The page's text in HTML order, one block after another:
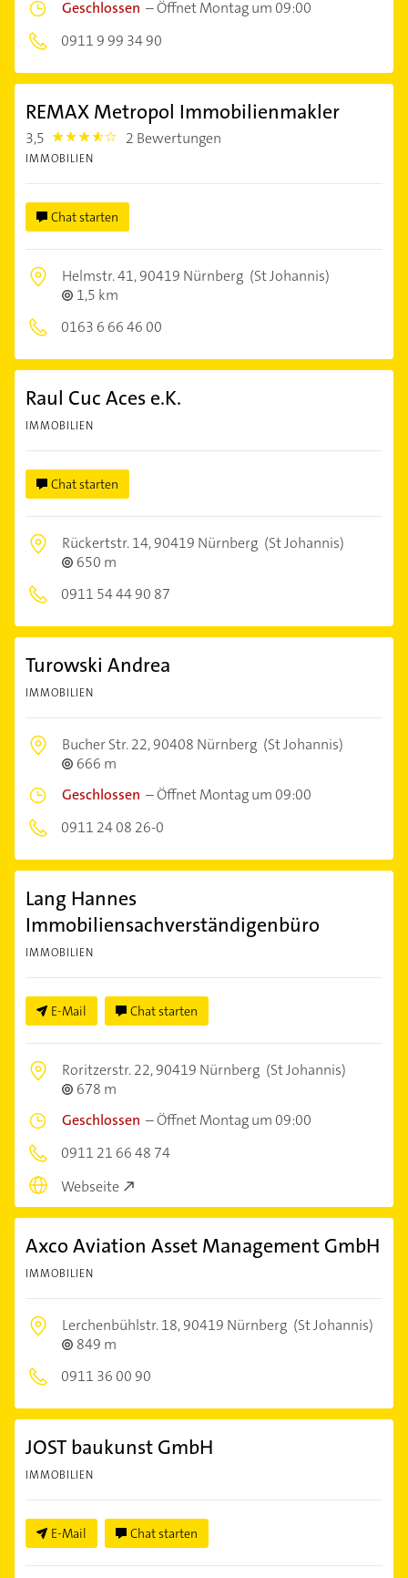
Geschlossen –Öffnet Montag um 09:00
0911 9 99 34 90
REMAX Metropol Immobilienmakler
3,5 3.5 2 Bewertungen
IMMOBILIEN
Chat starten
Helmstr. 41,90419 Nürnberg (St Johannis)
1,5 km
0163 6 66 46 00
Raul Cuc Aces e.K.
IMMOBILIEN
Chat starten
Rückertstr. 14,90419 Nürnberg (St Johannis)
650 m
0911 54 44 90 87
Turowski Andrea
IMMOBILIEN
Bucher Str. 22,90408 Nürnberg (St Johannis)
666 m
Geschlossen –Öffnet Montag um 09:00
0911 24 08 26-0
Lang Hannes
Immobiliensachverständigenbüro
IMMOBILIEN
E-Mail Chat starten
Roritzerstr. 22,90419 Nürnberg (St Johannis)
678 m
Geschlossen –Öffnet Montag um 09:00
0911 21 66 48 74
Webseite
Axco Aviation Asset Management GmbH
IMMOBILIEN
Lerchenbühlstr. 18,90419 Nürnberg (St Johannis)
849 m
0911 36 00 90
JOST baukunst GmbH
IMMOBILIEN
E-Mail Chat starten